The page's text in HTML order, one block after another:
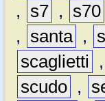
,
s7 , s70
,
santa ,
scaglietti
,
scudo ,